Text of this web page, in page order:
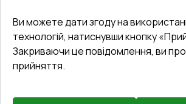
Ви можете дати згоду на
технологій, натиснувши кнопку
Закриваючи це повідомлення, ви
прийняття.